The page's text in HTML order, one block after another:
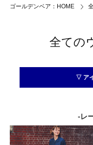
ゴールデンベア：HOME
全ての
▽ ア
チュニック・ワンピース
パジャマ・ホームウェア
大きいサイズ（3L・4L）
-レ